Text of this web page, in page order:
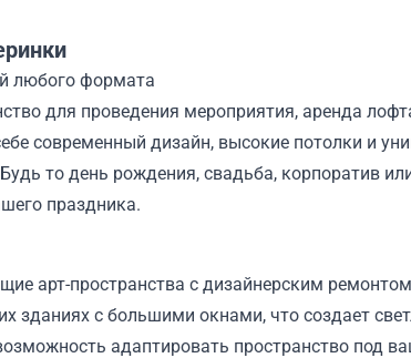
любого формата
для проведения мероприятия, аренда
современный дизайн, высокие потолки и
то день рождения, свадьба, корпоратив
праздника.
арт-пространства с дизайнерским
зданиях с большими окнами, что создает
адаптировать пространство под